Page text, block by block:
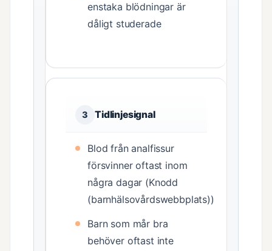
enstaka blödningar är
dåligt studerade
3 Tidlinjesignal
Blod från analfissur
försvinner oftast inom
några dagar (Knodd
(barnhälsovårdswebbplats))
Barn som mår bra
behöver oftast inte